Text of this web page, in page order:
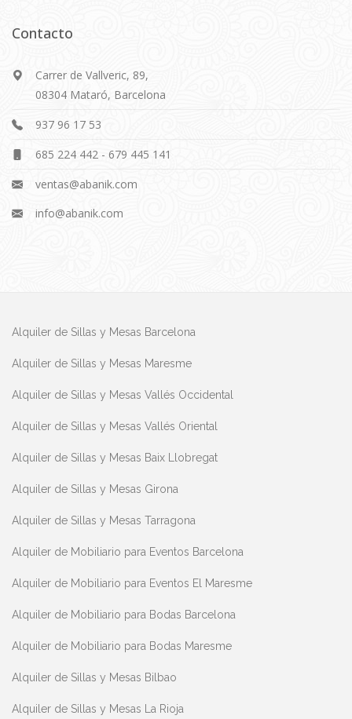
Contacto
Carrer de Vallveric, 89,
08304 Mataró, Barcelona
937 96 17 53
685 224 442 - 679 445 141
ventas@abanik.com
info@abanik.com
Alquiler de Sillas y Mesas Barcelona
Alquiler de Sillas y Mesas Maresme
Alquiler de Sillas y Mesas Vallés Occidental
Alquiler de Sillas y Mesas Vallés Oriental
Alquiler de Sillas y Mesas Baix Llobregat
Alquiler de Sillas y Mesas Girona
Alquiler de Sillas y Mesas Tarragona
Alquiler de Mobiliario para Eventos Barcelona
Alquiler de Mobiliario para Eventos El Maresme
Alquiler de Mobiliario para Bodas Barcelona
Alquiler de Mobiliario para Bodas Maresme
Alquiler de Sillas y Mesas Bilbao
Alquiler de Sillas y Mesas La Rioja